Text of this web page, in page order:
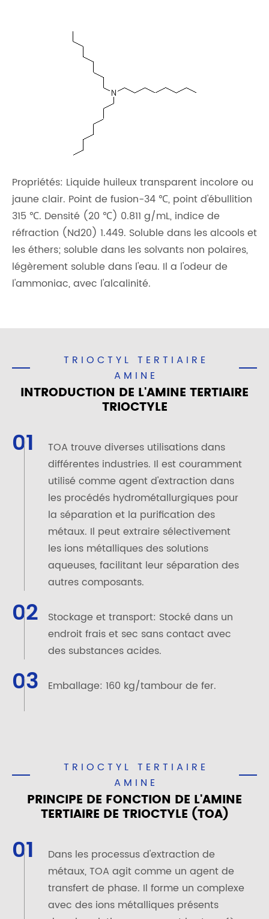
Propriétés: Liquide huileux transparent incolore ou
jaune clair. Point de fusion-34 ℃, point d'ébullition
315 ℃. Densité (20 ℃) 0.811 g/mL, indice de
réfraction (Nd20) 1.449. Soluble dans les alcools et
les éthers; soluble dans les solvants non polaires,
légèrement soluble dans l'eau. Il a l'odeur de
l'ammoniac, avec l'alcalinité.
TRIOCTYL TERTIAIRE
AMINE
INTRODUCTION DE L'AMINE TERTIAIRE
TRIOCTYLE
01
TOA trouve diverses utilisations dans
différentes industries. Il est couramment
utilisé comme agent d'extraction dans
les procédés hydrométallurgiques pour
la séparation et la purification des
métaux. Il peut extraire sélectivement
les ions métalliques des solutions
aqueuses, facilitant leur séparation des
autres composants.
02
Stockage et transport: Stocké dans un
endroit frais et sec sans contact avec
des substances acides.
03 Emballage: 160 kg/tambour de fer.
TRIOCTYL TERTIAIRE
AMINE
PRINCIPE DE FONCTION DE L'AMINE
TERTIAIRE DE TRIOCTYLE (TOA)
01
Dans les processus d'extraction de
métaux, TOA agit comme un agent de
transfert de phase. Il forme un complexe
avec des ions métalliques présents